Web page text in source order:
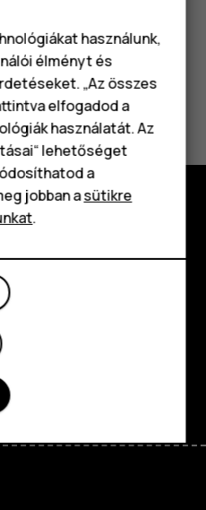
Linkedin
használunk,
élményt és
„Az összes
elfogadod a
használatát. Az
lehetőséget
a
jobban asütikre
.